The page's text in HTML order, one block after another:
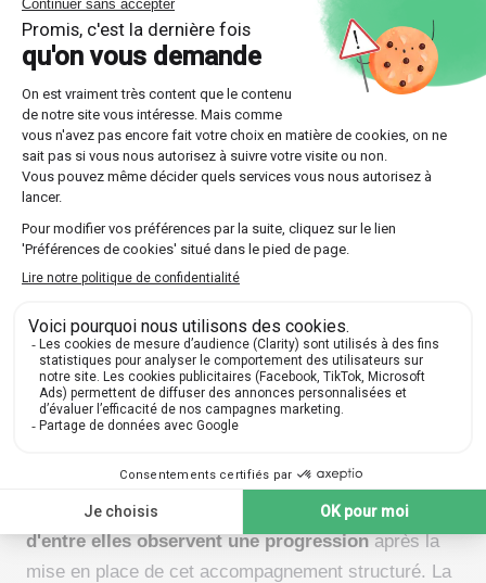
Comment la Méthode Sherpas®
applique-t-elle ce principe ?
La Méthode Sherpas® fait du plan personnalisé un
préalable : chaque accompagnement démarre par un
diagnostic initial, avant toute séance de cours. Le
Sherpa évalue le niveau, la méthode de travail et la
motivation de l'élève, puis construit avec la famille un
parcours à objectifs datés.
Ce diagnostic n'a rien d'une formalité. Il évite les
que le blocage vient, par exemple, d'une lacune de 5e
en calcul littéral ou d'une prise de notes inefficace.
Le Sherpa cible, séquence, puis rend compte : après
les séances, vous savez ce qui a été travaillé et ce
qui reste à consolider.
Les familles le constatent dans les résultats :93 %
d'entre elles observent une progressionaprès la
mise en place de cet accompagnement structuré. La